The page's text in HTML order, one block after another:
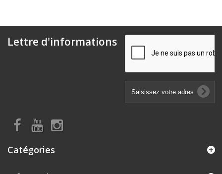
Lettre d'informations
Catégories